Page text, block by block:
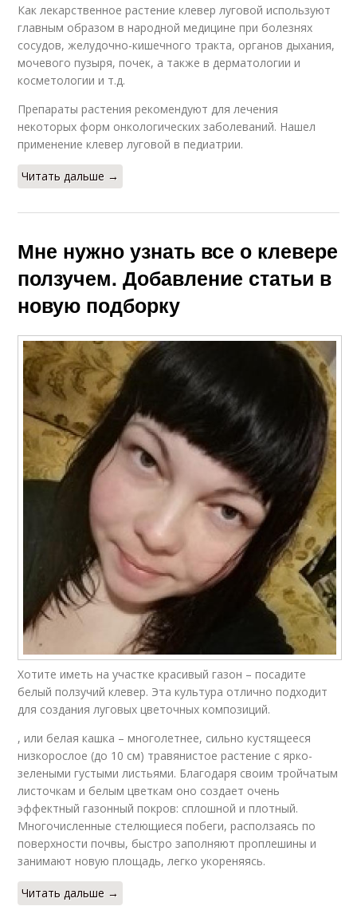
Как лекарственное растение клевер луговой используют
главным образом в народной медицине при болезнях
сосудов, желудочно-кишечного тракта, органов дыхания,
мочевого пузыря, почек, а также в дерматологии и
косметологии и т.д.
Препараты растения рекомендуют для лечения
некоторых форм онкологических заболеваний. Нашел
применение клевер луговой в педиатрии.
Читать дальше →
Мне нужно узнать все о клевере
ползучем. Добавление статьи в
новую подборку
Хотите иметь на участке красивый газон – посадите
белый ползучий клевер. Эта культура отлично подходит
для создания луговых цветочных композиций.
, или белая кашка – многолетнее, сильно кустящееся
низкорослое (до 10 см) травянистое растение с ярко-
зелеными густыми листьями. Благодаря своим тройчатым
листочкам и белым цветкам оно создает очень
эффектный газонный покров: сплошной и плотный.
Многочисленные стелющиеся побеги, расползаясь по
поверхности почвы, быстро заполняют проплешины и
занимают новую площадь, легко укореняясь.
Читать дальше →